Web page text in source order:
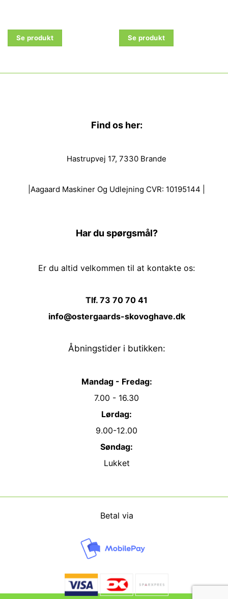
Se produkt Se produkt
Find os her:
Hastrupvej 17, 7330 Brande
|Aagaard Maskiner Og Udlejning CVR: 10195144 |
Har du spørgsmål?
Er du altid velkommen til at kontakte os:
Tlf. 73 70 70 41
info@ostergaards-skovoghave.dk
Åbningstider i butikken:
Mandag - Fredag:
7.00 - 16.30
Lørdag:
9.00-12.00
Søndag:
Lukket
Betal via